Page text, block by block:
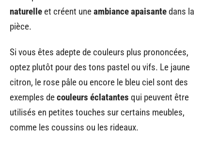
naturelle et créent uneambiance apaisantedans la
pièce.
Si vous êtes adepte de couleurs plus prononcées,
optez plutôt pour des tons pastel ou vifs. Le jaune
citron, le rose pâle ou encore le bleu ciel sont des
exemples decouleurs éclatantes qui peuvent être
utilisés en petites touches sur certains meubles,
comme les coussins ou les rideaux.